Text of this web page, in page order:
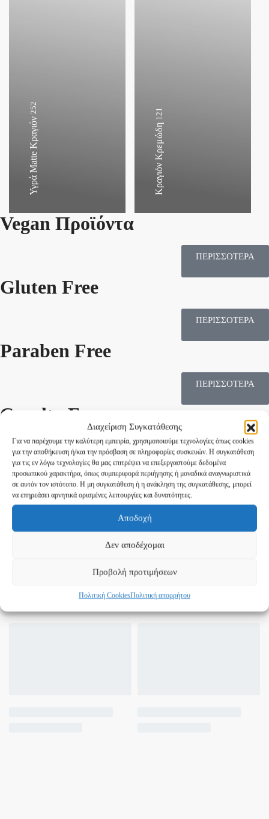
Διαχείριση Συγκατάθεσης
Για να παρέχουμε την καλύτερη εμπειρία, χρησιμοποιούμε τεχνολογίες όπως cookies
για την αποθήκευση ή/και την πρόσβαση σε πληροφορίες συσκευών. Η συγκατάθεση
για τις εν λόγω τεχνολογίες θα μας επιτρέψει να επεξεργαστούμε δεδομένα
προσωπικού χαρακτήρα, όπως συμπεριφορά περιήγησης ή μοναδικά αναγνωριστικά
σε αυτόν τον ιστότοπο. Η μη συγκατάθεση ή η ανάκληση της συγκατάθεσης, μπορεί
να επηρεάσει αρνητικά ορισμένες λειτουργίες και δυνατότητες.
Αποδοχή
Δεν αποδέχομαι
Προβολή προτιμήσεων
Πολιτική CookiesΠολιτική απορρήτου
Υγρά Matte Κραγιόν
252
Κραγιόν Κρεμώδη
121
Vegan Προϊόντα
ΠΕΡΙΣΣΟΤΕΡΑ
Gluten Free
ΠΕΡΙΣΣΟΤΕΡΑ
Paraben Free
ΠΕΡΙΣΣΟΤΕΡΑ
Cruelty Free
ΠΕΡΙΣΣΟΤΕΡΑ